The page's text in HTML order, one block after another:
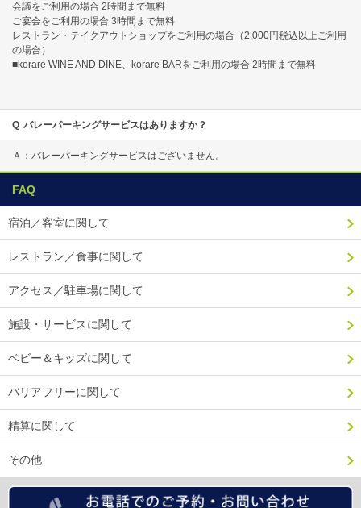
会議をご利用の場合 2時間まで無料
ご宴会をご利用の場合 3時間まで無料
レストラン・テイクアウトショップをご利用の場合（2,000円税込以上ご利用
の場合）
■korare WINE AND DINE、korare BARをご利用の場合 2時間まで無料
Q バレーパーキングサービスはありますか？
Ａ：バレーパーキングサービスはございません。
FAQ
宿泊／客室に関して
レストラン／食事に関して
アクセス／駐車場に関して
施設・サービスに関して
ベビー＆キッズに関して
バリアフリーに関して
精算に関して
その他